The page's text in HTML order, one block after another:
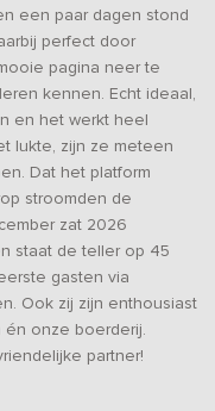
een paar dagen stond
perfect door
pagina neer te
kennen. Echt ideaal,
en het werkt heel
lukte, zijn ze meteen
Dat het platform
stroomden de
zat 2026
staat de teller op 45
gasten via
Ook zij zijn enthousiast
onze boerderij.
partner!